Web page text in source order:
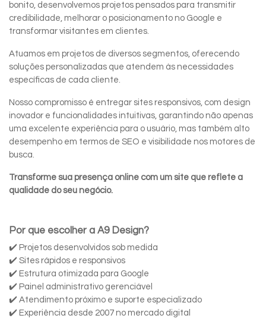
bonito, desenvolvemos projetos pensados para transmitir
credibilidade, melhorar o posicionamento no Google e
transformar visitantes em clientes.
Atuamos em projetos de diversos segmentos, oferecendo
soluções personalizadas que atendem às necessidades
específicas de cada cliente.
Nosso compromisso é entregar sites responsivos, com design
inovador e funcionalidades intuitivas, garantindo não apenas
uma excelente experiência para o usuário, mas também alto
desempenho em termos de SEO e visibilidade nos motores de
busca.
Transforme sua presença online com um site que reflete a
qualidade do seu negócio.
Por que escolher a A9 Design?
✔️ Projetos desenvolvidos sob medida
✔️ Sites rápidos e responsivos
✔️ Estrutura otimizada para Google
✔️ Painel administrativo gerenciável
✔️ Atendimento próximo e suporte especializado
✔️ Experiência desde 2007 no mercado digital